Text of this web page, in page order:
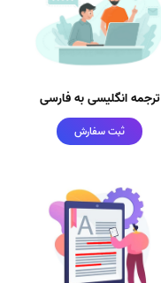
ترجمه انگلیسی به فارسی
ثبت سفارش